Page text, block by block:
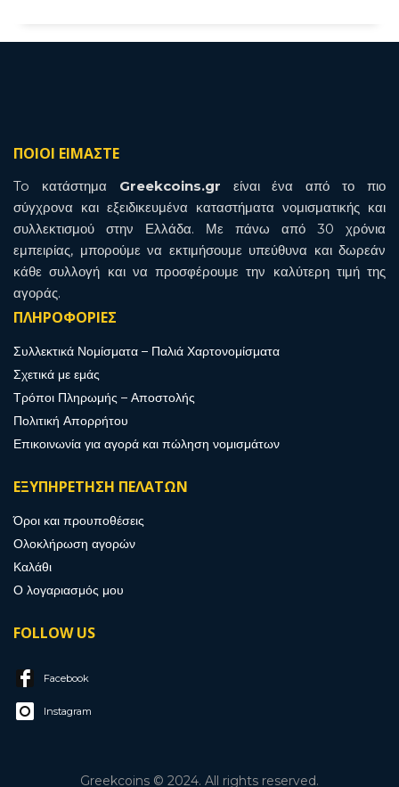
ΠΟΙΟΙ ΕΙΜΑΣΤΕ
To κατάστημα Greekcoins.gr είναι ένα από το πιο
σύγχρονα και εξειδικευμένα καταστήματα νομισματικής και
συλλεκτισμού στην Ελλάδα. Με πάνω από 30 χρόνια
εμπειρίας, μπορούμε να εκτιμήσουμε υπεύθυνα και δωρεάν
κάθε συλλογή και να προσφέρουμε την καλύτερη τιμή της
αγοράς.
ΠΛΗΡΟΦΟΡΙΕΣ
Συλλεκτικά Νομίσματα – Παλιά Χαρτονομίσματα
Σχετικά με εμάς
Τρόποι Πληρωμής – Αποστολής
Πολιτική Απορρήτου
Επικοινωνία για αγορά και πώληση νομισμάτων
ΕΞΥΠΗΡΕΤΗΣΗ ΠΕΛΑΤΩΝ
Όροι και προυποθέσεις
Ολοκλήρωση αγορών
Καλάθι
Ο λογαριασμός μου
FOLLOW US
Facebook
Instagram
Greekcoins © 2024. All rights reserved.